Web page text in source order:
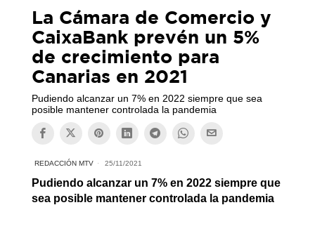
La Cámara de Comercio y
CaixaBank prevén un 5%
de crecimiento para
Canarias en 2021
Pudiendo alcanzar un 7% en 2022 siempre que sea
posible mantener controlada la pandemia
REDACCIÓN MTV 25/11/2021
Pudiendo alcanzar un 7% en 2022 siempre que
sea posible mantener controlada la pandemia